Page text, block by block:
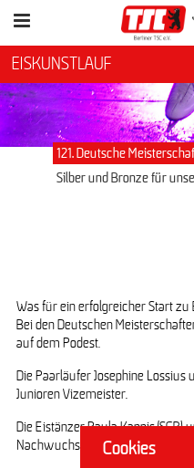
EISKUNSTLAUF
121. Deutsche
Silber und Bronze für
Was für ein erfolgreicher Start zu
Bei den Deutschen
auf dem Podest.
Die Paarläufer Josephine
Junioren Vizemeister.
Die Eistänzer Paula Kappis (SCB)
Nachwuchskategorie Bronze.
Cookies